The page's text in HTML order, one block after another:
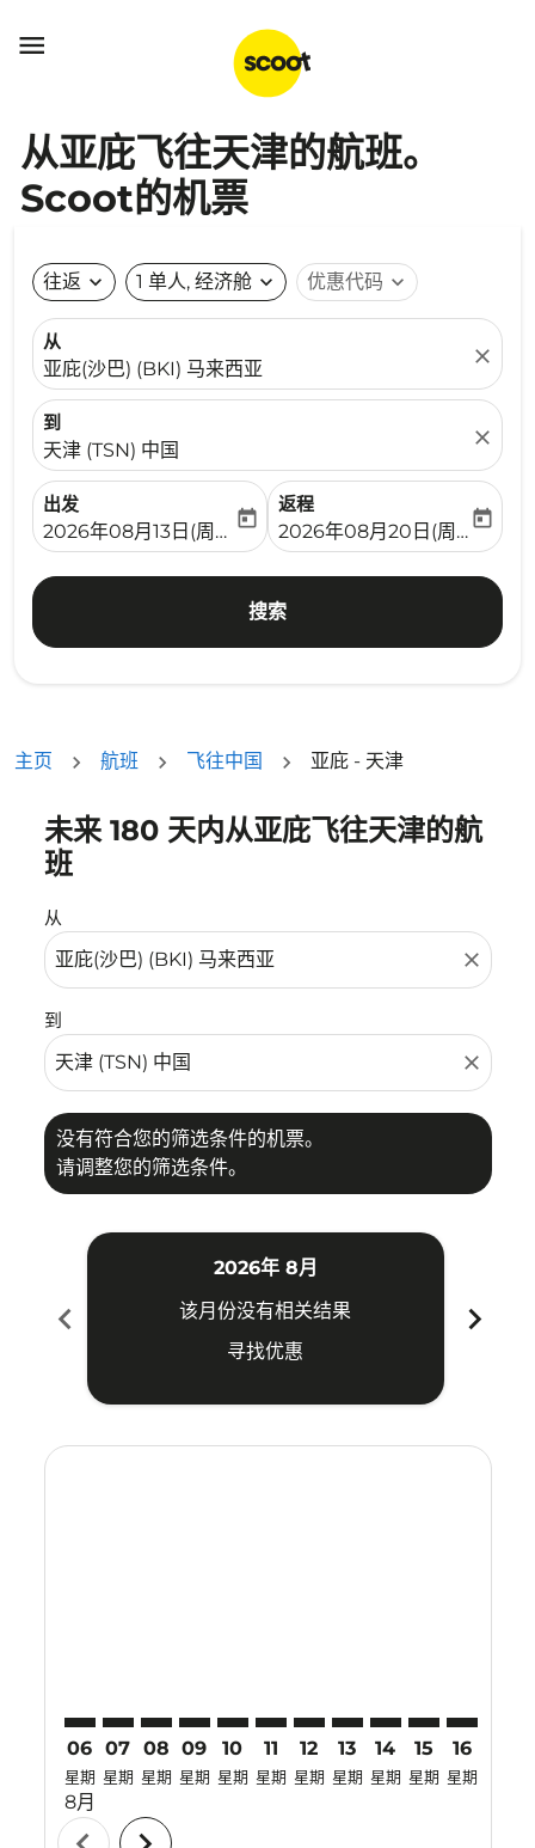

从亚庇飞往天津的航班。
Scoot的机票
往返 expand_more 1 单人, 经济舱 expand_more 优惠代码 expand_more
从
亚庇(沙巴) (BKI) 马来西亚
close
到
天津 (TSN) 中国
close
出发
fc-booking-departure-date-aria-label
2026年08月13日(周四)
today
返程
fc-booking-return-date-
2026年08月20日(周四)
today
搜索
主页 航班 飞往中国 亚庇 - 天津
未来 180 天内从亚庇飞往天津的航
班
从
close
到
close
没有符合您的筛选条件的机票。
请调整您的筛选条件。
没有符合您的筛选条件的机票。请调整您的筛选条件。
chevron_left
2026年 8月
该月份没有相关结果
寻找优惠
chevron_right
06
星期
8月
07
星期
08
星期
09
星期
10
星期
11
星期
12
星期
13
星期
14
星期
15
星期
16
星期